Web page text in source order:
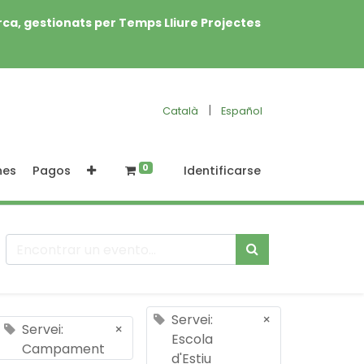
gestionats per Temps Lliure Projectes
Català | Español
Pagos 0 Identificarse
Servei:
Campament
×
Servei:
Escola
d'Estiu
×